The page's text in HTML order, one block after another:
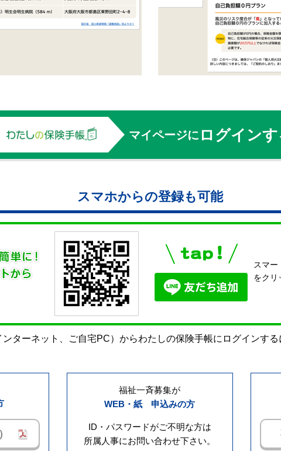
マイページに ログイン
スマホからの登録も可能
スマー
をクリ
ターネット、ご自宅PC）からわたしの保険手帳にログインす
福祉一斉募集が
WEB・紙 申込みの方
ID・パスワードがご不明な方は
所属人事にお問い合わせ下さい。